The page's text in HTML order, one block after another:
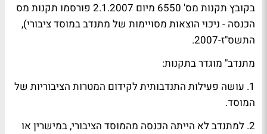
בקובץ תקנות מס' 6550 מיום 2.1.2007 פורסמו תקנות מס
הכנסה - ניכוי הוצאות מסויימות של מתנדב במוסד ציבורי),
התשס"ז-2007.
מתנדב" מוגדר בתקנות:
1. עושה פעילות התנדבותית לקידום המטרות הציבוריות של
המוסד.
2. למתנדב לא הייתה הכנסה מהמוסד הציבורי, במישרין או